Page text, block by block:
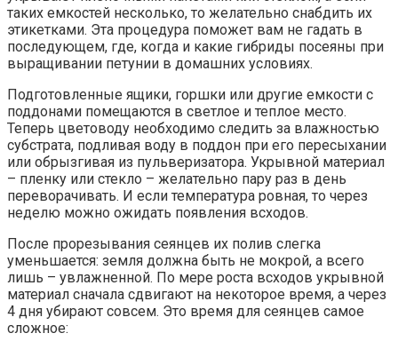
таких емкостей несколько, то желательно снабдить их
этикетками. Эта процедура поможет вам не гадать в
последующем, где, когда и какие гибриды посеяны при
выращивании петунии в домашних условиях.
Подготовленные ящики, горшки или другие емкости с
поддонами помещаются в светлое и теплое место.
Теперь цветоводу необходимо следить за влажностью
субстрата, подливая воду в поддон при его пересыхании
или обрызгивая из пульверизатора. Укрывной материал
– пленку или стекло – желательно пару раз в день
переворачивать. И если температура ровная, то через
неделю можно ожидать появления всходов.
После прорезывания сеянцев их полив слегка
уменьшается: земля должна быть не мокрой, а всего
лишь – увлажненной. По мере роста всходов укрывной
материал сначала сдвигают на некоторое время, а через
4 дня убирают совсем. Это время для сеянцев самое
сложное: